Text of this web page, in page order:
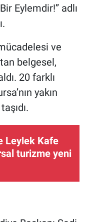
Eylemdir!” adlı
ve
belgesel,
20 farklı
yakın
Leylek Kafe
turizme yeni